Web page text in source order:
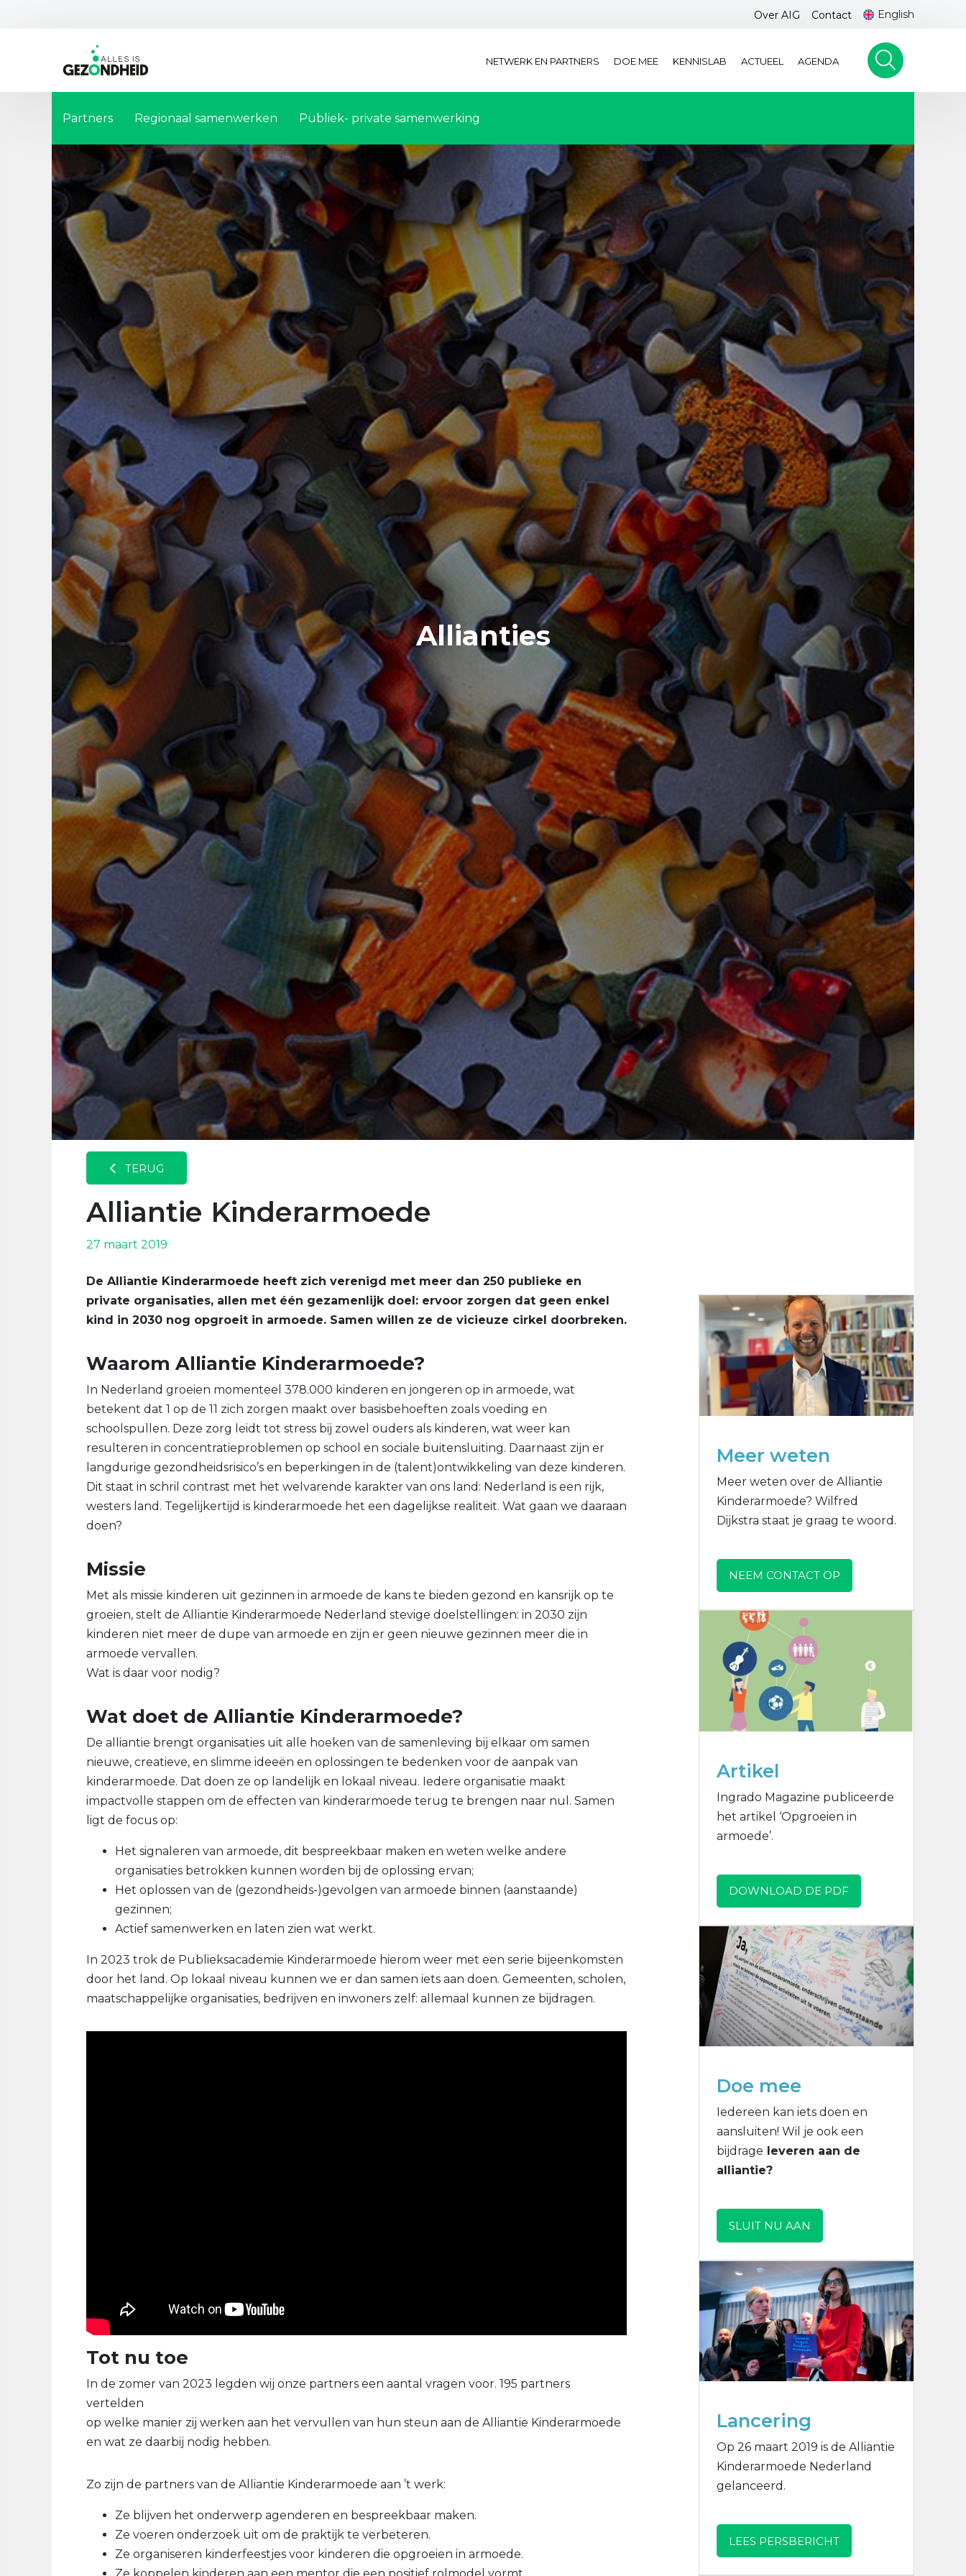
Over AIG Contact English
NETWERK EN PARTNERS DOE MEE KENNISLAB ACTUEEL AGENDA
Partners Regionaal samenwerken Publiek- private samenwerking
Allianties
TERUG
Alliantie Kinderarmoede
27 maart 2019
De Alliantie Kinderarmoede heeft zich verenigd met meer dan 250 publieke en
private organisaties, allen met één gezamenlijk doel: ervoor zorgen dat geen enkel
kind in 2030 nog opgroeit in armoede. Samen willen ze de vicieuze cirkel doorbreken.
Waarom Alliantie Kinderarmoede?
In Nederland groeien momenteel 378.000 kinderen en jongeren op in armoede, wat
betekent dat 1 op de 11 zich zorgen maakt over basisbehoeften zoals voeding en
schoolspullen. Deze zorg leidt tot stress bij zowel ouders als kinderen, wat weer kan
resulteren in concentratieproblemen op school en sociale buitensluiting. Daarnaast zijn er
langdurige gezondheidsrisico’s en beperkingen in de (talent)ontwikkeling van deze kinderen.
Dit staat in schril contrast met het welvarende karakter van ons land: Nederland is een rijk,
westers land. Tegelijkertijd is kinderarmoede het een dagelijkse realiteit. Wat gaan we daaraan
doen?
Missie
Met als missie kinderen uit gezinnen in armoede de kans te bieden gezond en kansrijk op te
groeien, stelt de Alliantie Kinderarmoede Nederland stevige doelstellingen: in 2030 zijn
kinderen niet meer de dupe van armoede en zijn er geen nieuwe gezinnen meer die in
armoede vervallen.
Wat is daar voor nodig?
Wat doet de Alliantie Kinderarmoede?
De alliantie brengt organisaties uit alle hoeken van de samenleving bij elkaar om samen
nieuwe, creatieve, en slimme ideeën en oplossingen te bedenken voor de aanpak van
kinderarmoede. Dat doen ze op landelijk en lokaal niveau. Iedere organisatie maakt
impactvolle stappen om de effecten van kinderarmoede terug te brengen naar nul. Samen
ligt de focus op:
Het signaleren van armoede, dit bespreekbaar maken en weten welke andere
organisaties betrokken kunnen worden bij de oplossing ervan;
Het oplossen van de (gezondheids-)gevolgen van armoede binnen (aanstaande)
gezinnen;
Actief samenwerken en laten zien wat werkt.
In 2023 trok de Publieksacademie Kinderarmoede hierom weer met een serie bijeenkomsten
door het land. Op lokaal niveau kunnen we er dan samen iets aan doen. Gemeenten, scholen,
maatschappelijke organisaties, bedrijven en inwoners zelf: allemaal kunnen ze bijdragen.
Tot nu toe
In de zomer van 2023 legden wij onze partners een aantal vragen voor. 195 partners
vertelden
op welke manier zij werken aan het vervullen van hun steun aan de Alliantie Kinderarmoede
en wat ze daarbij nodig hebben.
Zo zijn de partners van de Alliantie Kinderarmoede aan ’t werk:
Ze blijven het onderwerp agenderen en bespreekbaar maken.
Ze voeren onderzoek uit om de praktijk te verbeteren.
Ze organiseren kinderfeestjes voor kinderen die opgroeien in armoede.
Meer weten
Meer weten over de Alliantie
Kinderarmoede? Wilfred
Dijkstra staat je graag te woord.
NEEM CONTACT OP
Artikel
Ingrado Magazine publiceerde
het artikel ‘Opgroeien in
armoede’.
DOWNLOAD DE PDF
Doe mee
Iedereen kan iets doen en
aansluiten! Wil je ook een
bijdrage leveren aan de
alliantie?
SLUIT NU AAN
Lancering
Op 26 maart 2019 is de Alliantie
Kinderarmoede Nederland
gelanceerd.
LEES PERSBERICHT